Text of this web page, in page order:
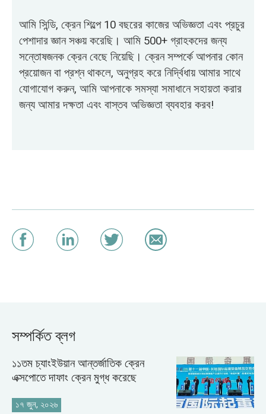
আমি সিন্ডি, ক্রেন শিল্পে 10 বছরের কাজের অভিজ্ঞতা এবং প্রচুর
পেশাদার জ্ঞান সঞ্চয় করেছি। আমি 500+ গ্রাহকদের জন্য
সন্তোষজনক ক্রেন বেছে নিয়েছি। ক্রেন সম্পর্কে আপনার কোন
প্রয়োজন বা প্রশ্ন থাকলে, অনুগ্রহ করে নির্দ্বিধায় আমার সাথে
যোগাযোগ করুন, আমি আপনাকে সমস্যা সমাধানে সহায়তা করার
জন্য আমার দক্ষতা এবং বাস্তব অভিজ্ঞতা ব্যবহার করব!
সম্পর্কিত ব্লগ
১১তম চ্যাংইউয়ান আন্তর্জাতিক ক্রেন
এক্সপোতে দাফাং ক্রেন মুগ্ধ করেছে
১৭ জুন, ২০২৬